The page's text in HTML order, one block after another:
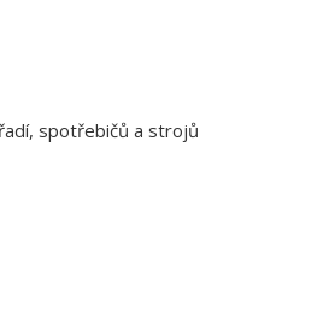
spotřebičů a strojů